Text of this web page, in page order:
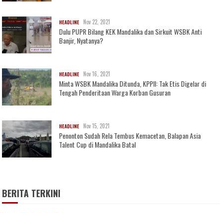
HEADLINE Nov 22, 2021
Dulu PUPR Bilang KEK Mandalika dan Sirkuit WSBK Anti
Banjir, Nyatanya?
HEADLINE Nov 16, 2021
Minta WSBK Mandalika Ditunda, KPPII: Tak Etis Digelar di
Tengah Penderitaan Warga Korban Gusuran
HEADLINE Nov 15, 2021
Penonton Sudah Rela Tembus Kemacetan, Balapan Asia
Talent Cup di Mandalika Batal
BERITA TERKINI